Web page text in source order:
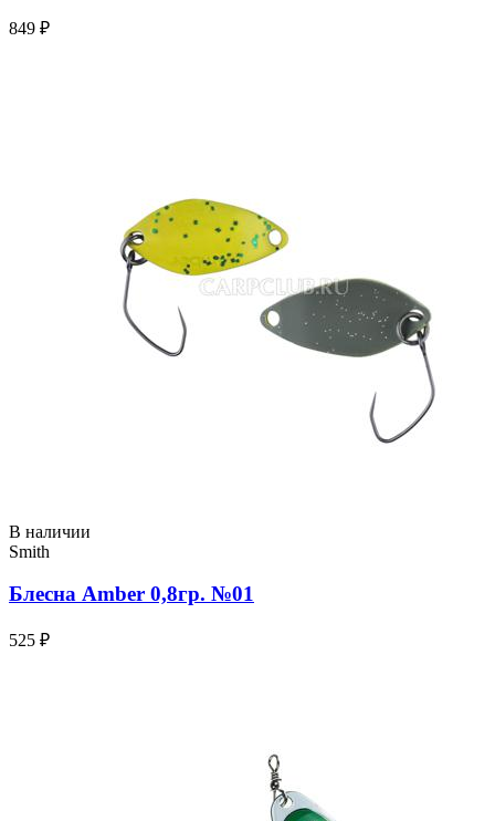
849 ₽
В наличии
Smith
Блесна Amber 0,8гр. №01
525 ₽